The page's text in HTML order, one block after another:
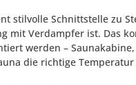
stilvolle Schnittstelle zu
mit Verdampfer ist. Das
werden –
die richtige